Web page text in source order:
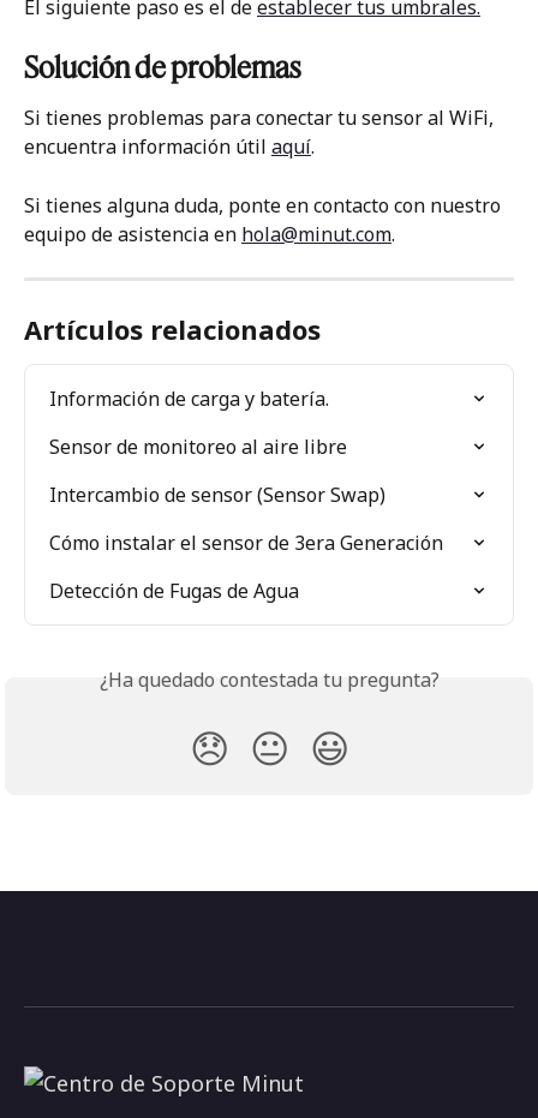
El siguiente paso es el de establecer tus umbrales.
Solución de problemas
Si tienes problemas para conectar tu sensor al WiFi,
encuentra información útil aquí.
Si tienes alguna duda, ponte en contacto con nuestro
equipo de asistencia en hola@minut.com.
Artículos relacionados
Información de carga y batería.
Sensor de monitoreo al aire libre
Intercambio de sensor (Sensor Swap)
Cómo instalar el sensor de 3era Generación
Detección de Fugas de Agua
¿Ha quedado contestada tu pregunta?
😞 😐 😃